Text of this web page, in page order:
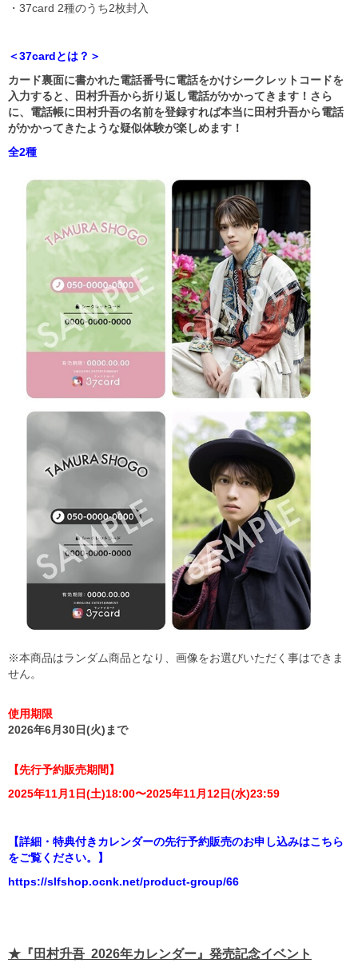
・37card 2種のうち2枚封入
＜37cardとは？＞
カード裏面に書かれた電話番号に電話をかけシークレットコードを
入力すると、田村升吾から折り返し電話がかかってきます！さら
に、電話帳に田村升吾の名前を登録すれば本当に田村升吾から電話
がかかってきたような疑似体験が楽しめます！
全2種
※本商品はランダム商品となり、画像をお選びいただく事はできま
せん。
使用期限
2026年6月30日(火)まで
【先行予約販売期間】
2025年11月1日(土)18:00〜2025年11月12日(水)23:59
【詳細・特典付きカレンダーの先行予約販売のお申し込みはこちら
をご覧ください。】
https://slfshop.ocnk.net/product-group/66
★『田村升吾 2026年カレンダー』発売記念イベント